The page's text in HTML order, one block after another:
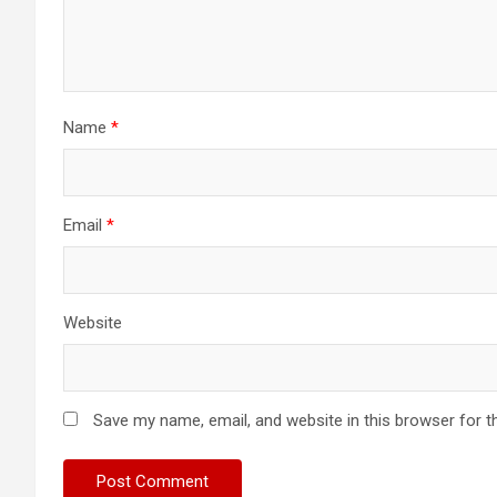
Name *
Email *
Website
Save my name, email, and website in this browser for